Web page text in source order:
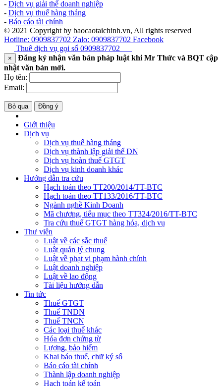
- Dịch vụ giải thể doanh nghiệp
- Dịch vụ thuế hàng tháng
- Báo cáo tài chính
© 2021 Copyright by baocaotaichinh.vn, All rights reserved
Hotline: 0909837702 Zalo: 0909837702 Facebook
Thuê dịch vụ gọi số 0909837702
×
Đăng ký nhận văn bản pháp luật khi Mr Thức và BQT cập
nhật văn bản mới.
Họ tên:
Email:
Bỏ qua Đồng ý
Giới thiệu
Dịch vụ
Dịch vụ thuế hàng tháng
Dịch vụ thành lập giải thể DN
Dịch vụ hoàn thuế GTGT
Dịch vụ kinh doanh khác
Hướng dẫn tra cứu
Hạch toán theo TT200/2014/TT-BTC
Hạch toán theo TT133/2016/TT-BTC
Ngành nghề Kinh Doanh
Mã chương, tiểu mục theo TT324/2016/TT-BTC
Tra cứu thuế GTGT hàng hóa, dịch vụ
Thư viện
Luật về các sắc thuế
Luật quản lý chung
Luật về phạt vi phạm hành chính
Luật doanh nghiệp
Luật về lao động
Tài liệu hướng dẫn
Tin tức
Thuế GTGT
Thuế TNDN
Thuế TNCN
Các loại thuế khác
Hóa đơn chứng từ
Lương, bảo hiểm
Khai báo thuế, chữ ký số
Báo cáo tài chính
Thành lập doanh nghiệp
Hạch toán kế toán